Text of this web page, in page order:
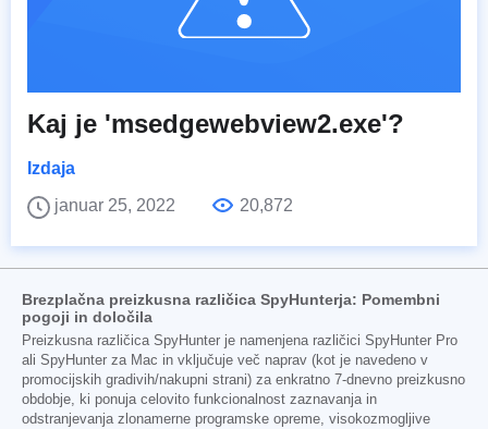
Kaj je 'msedgewebview2.exe'?
Izdaja
januar 25, 2022
20,872
Brezplačna preizkusna različica SpyHunterja: Pomembni
pogoji in določila
Preizkusna različica SpyHunter je namenjena različici SpyHunter Pro
ali SpyHunter za Mac in vključuje več naprav (kot je navedeno v
promocijskih gradivih/nakupni strani) za enkratno 7-dnevno preizkusno
obdobje, ki ponuja celovito funkcionalnost zaznavanja in
odstranjevanja zlonamerne programske opreme, visokozmogljive